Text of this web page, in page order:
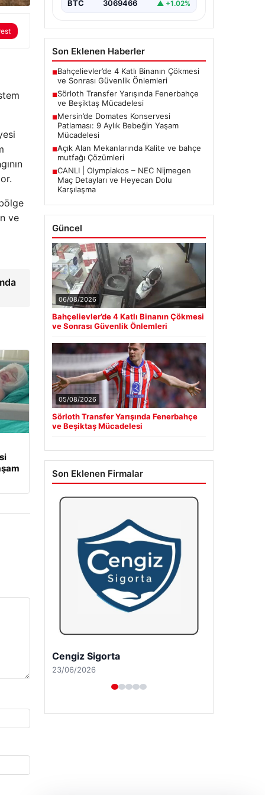
ve
BTC 3069466 ▲ +1.02%
Son Eklenen Haberler
■Bahçelievler’de 4 Katlı Binanın Çökmesi
ve Sonrası Güvenlik Önlemleri
■Sörloth Transfer Yarışında Fenerbahçe
ve Beşiktaş Mücadelesi
■Mersin’de Domates Konservesi
Patlaması: 9 Aylık Bebeğin Yaşam
Mücadelesi
■Açık Alan Mekanlarında Kalite ve bahçe
mutfağı Çözümleri
■CANLI | Olympiakos – NEC Nijmegen
Maç Detayları ve Heyecan Dolu
Karşılaşma
Güncel
06/08/2026
Bahçelievler’de 4 Katlı Binanın Çökmesi
ve Sonrası Güvenlik Önlemleri
05/08/2026
Sörloth Transfer Yarışında Fenerbahçe
ve Beşiktaş Mücadelesi
Son Eklenen Firmalar
Hastaş Beton
26/05/2026